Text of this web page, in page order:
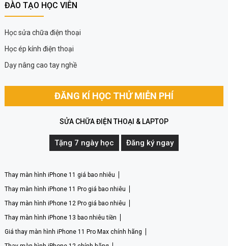
ĐÀO TẠO HỌC VIÊN
Học sửa chữa điện thoại
Học ép kính điện thoại
Dạy nâng cao tay nghề
ĐĂNG KÍ HỌC THỬ MIỄN PHÍ
SỬA CHỮA ĐIỆN THOẠI & LAPTOP
Tặng 7 ngày học Đăng ký ngay
Thay màn hình iPhone 11 giá bao nhiêu
Thay màn hình iPhone 11 Pro giá bao nhiêu
Thay màn hình iPhone 12 Pro giá bao nhiêu
Thay màn hình iPhone 13 bao nhiêu tiền
Giá thay màn hình iPhone 11 Pro Max chính hãng